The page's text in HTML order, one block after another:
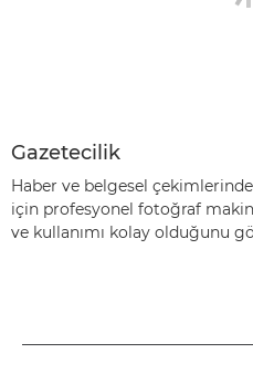
Gazetecilik
Haber ve belgesel
için profesyonel fotoğraf
ve kullanımı kolay olduğunu